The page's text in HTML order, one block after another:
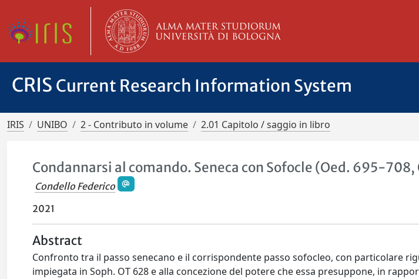
CRIS Current Research Information System
IRIS UNIBO 2 - Contributo in volume 2.01 Capitolo / saggio in libro
Condannarsi al comando. Seneca con Sofocle (Oed. 695-
Condello Federico
2021
Abstract
Confronto tra il passo senecano e il corrispondente passo sofocleo, con particolare
impiegata in Soph. OT 628 e alla concezione del potere che essa presuppone, in